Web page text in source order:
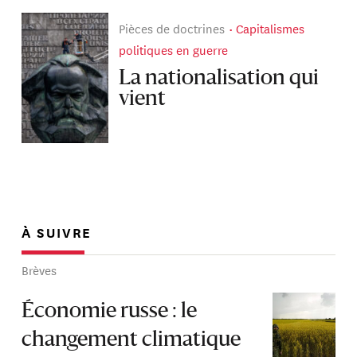
Pièces de doctrines
Capitalismes
politiques en guerre
La nationalisation qui
vient
À SUIVRE
Brèves
Économie russe : le
changement climatique